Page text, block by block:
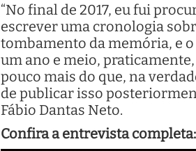
“No final de 2017, eu fui
escrever uma cronologia
tombamento da memória, e
um ano e meio,
pouco mais do que, na
de publicar isso
Fábio Dantas Neto.
Confira a entrevista completa: